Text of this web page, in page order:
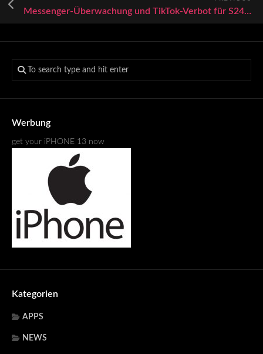
Messenger-Überwachung und TikTok-Verbot für S24-Community denkbar
Werbung
get your iPHONE 13 now
Kategorien
APPS
NEWS